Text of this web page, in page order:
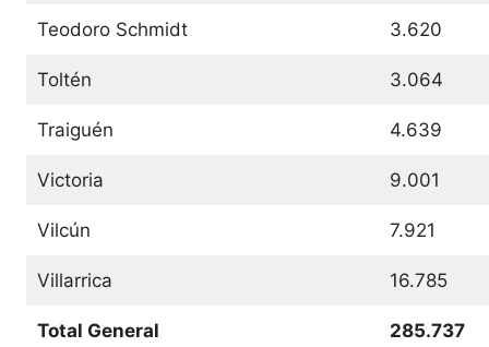
Teodoro Schmidt 3.620
Toltén 3.064
Traiguén 4.639
Victoria 9.001
Vilcún 7.921
Villarrica 16.785
Total General 285.737